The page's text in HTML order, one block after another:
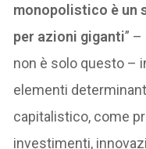
monopolistico è un
per azioni giganti”
non è solo questo –
elementi
capitalistico, come
investimenti,